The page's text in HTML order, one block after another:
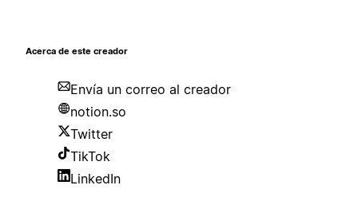
Acerca de este creador
Envía un correo al creador
notion.so
Twitter
TikTok
LinkedIn